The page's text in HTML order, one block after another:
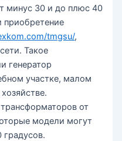
минус 30 и до плюс 40
приобретение
tmgsu/,
Такое
генератор
участке, малом
от
модели могут
градусов.